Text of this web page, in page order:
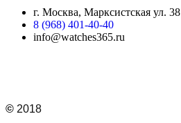
г. Москва, Марксистская ул. 38
8 (968) 401-40-40
info@watches365.ru
© 2018